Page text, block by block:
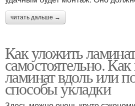
читать дальше →
Как уложить
самостоятельно. Как
ламинат вдоль или
способы укладки